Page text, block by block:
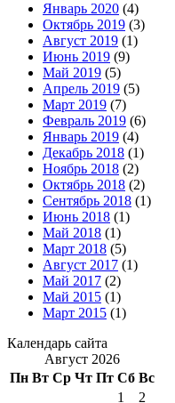
Январь 2020 (4)
Октябрь 2019 (3)
Август 2019 (1)
Июнь 2019 (9)
Май 2019 (5)
Апрель 2019 (5)
Март 2019 (7)
Февраль 2019 (6)
Январь 2019 (4)
Декабрь 2018 (1)
Ноябрь 2018 (2)
Октябрь 2018 (2)
Сентябрь 2018 (1)
Июнь 2018 (1)
Май 2018 (1)
Март 2018 (5)
Август 2017 (1)
Май 2017 (2)
Май 2015 (1)
Март 2015 (1)
Календарь сайта
Август 2026
Пн Вт Ср Чт Пт Сб Вс
1
2